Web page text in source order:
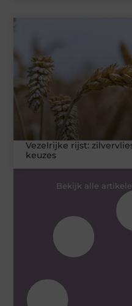
Vezelrijke rijst:
keuzes
Bekijk alle